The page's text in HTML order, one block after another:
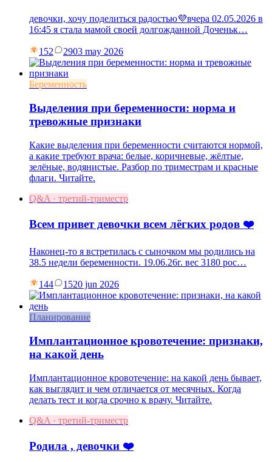
девочки, хочу поделиться радостью💜вчера 02.05.2026 в
16:45 я стала мамой своей долгожданной Доченьк…
152 2903 may 2026
Беременность
Выделения при беременности: норма и
тревожные признаки
Какие выделения при беременности считаются нормой,
а какие требуют врача: белые, коричневые, жёлтые,
зелёные, водянистые. Разбор по триместрам и красные
флаги. Читайте.
Q&A · третий-триместр
Всем привет девочки всем лёгких родов ❤️
Наконец-то я встретилась с сыночком мы родились на
38.5 недели беременности. 19.06.26г. вес 3180 рос…
144 1520 jun 2026
Планирование
Имплантационное кровотечение: признаки,
на какой день
Имплантационное кровотечение: на какой день бывает,
как выглядит и чем отличается от месячных. Когда
делать тест и когда срочно к врачу. Читайте.
Q&A · третий-триместр
Родила , девочки ❤️